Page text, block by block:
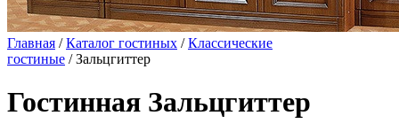
Главная /Каталог гостиных /Классические
гостиные / Зальцгиттер
Гостинная Зальцгиттер